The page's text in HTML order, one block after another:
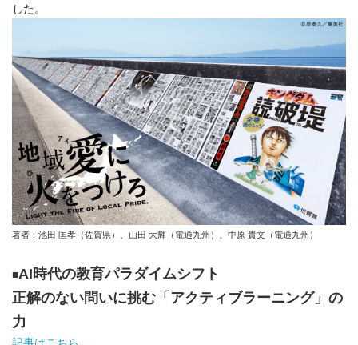
した。
著者：池田 匡孝（佐賀県）、山田 大輝（電通九州）、中原 貴文（電通九州）
■AI 時代の教育パラダイムシフト
正解のない問いに挑む「アクティブラーニング」の
力